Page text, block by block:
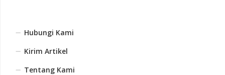
Hubungi Kami
Kirim Artikel
Tentang Kami